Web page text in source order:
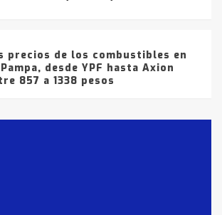
precios de los combustibles en
desde YPF hasta Axion
857 a 1338 pesos